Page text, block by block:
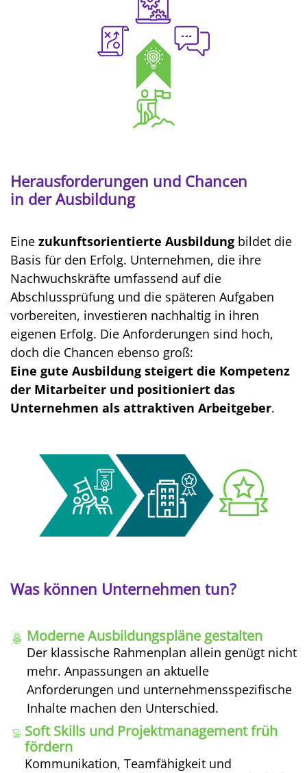
Herausforderungen und Chancen
in der Ausbildung
Eine zukunftsorientierte Ausbildung bildet die
Basis für den Erfolg. Unternehmen, die ihre
Nachwuchskräfte umfassend auf die
Abschlussprüfung und die späteren Aufgaben
vorbereiten, investieren nachhaltig in ihren
eigenen Erfolg. Die Anforderungen sind hoch,
doch die Chancen ebenso groß:
Eine gute Ausbildung steigert die Kompetenz
der Mitarbeiter und positioniert das
Unternehmen als attraktiven Arbeitgeber.
Was können Unternehmen tun?
Moderne Ausbildungspläne gestalten
Der klassische Rahmenplan allein genügt nicht
mehr. Anpassungen an aktuelle
Anforderungen und unternehmensspezifische
Inhalte machen den Unterschied.
Soft Skills und Projektmanagement früh
fördern
Kommunikation, Teamfähigkeit und